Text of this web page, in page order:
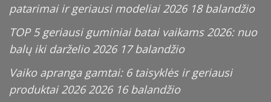
patarimai ir geriausi modeliai 2026 18 balandžio
TOP 5 geriausi guminiai batai vaikams 2026: nuo
balų iki darželio 2026 17 balandžio
Vaiko apranga gamtai: 6 taisyklės ir geriausi
produktai 2026 2026 16 balandžio